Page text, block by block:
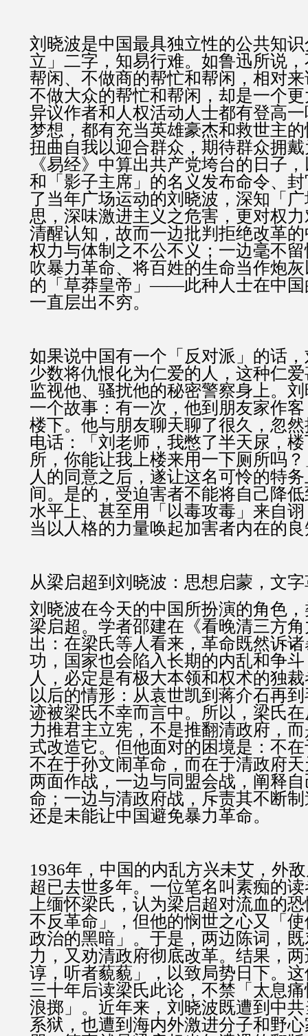
刘晓波是中国最具独立性的公共知
立」二字，知易行难。如鲁迅所说
帮闲、不做商的帮忙和帮闲，相对
不做大众的帮忙和帮闲，却是一个
异议作者和人权活动人士都有登高
梦想，都有充当英雄豪杰和救世主
扭曲自我以迎合群众，期待群众拥
《易经》中算出共产党垮台的日子
和「影子主席」的名义发布命令、
了当年广场运动的刘晓波，深知「
思，深味激进主义之危害，更对权
清醒认知，故而一边批判拒绝改革
权力与体制之不公不义；一边毫不
吹暴力革命、将百姓的生命当作炮
的「草莽皇帝」——此种人士在中国
一直层出不穷。
如果说中国有一个「反对派」的话
少数将仇恨化为仁爱的人，这种仁
监视他、骚扰他的秘密警察身上。
一个故事：有一次，他到朋友家作
楼下。他与朋友聊天聊了很久，忽
电话：「刘老师，我憋了半天尿，
所，你能让我上楼来用一下厕所吗
人的同意之后，遂让这名可怜的特
间。是的，受迫害者不能将自己降
水平上、甚至用「以毒攻毒」来自
当以人格的力量唤起加害者内在的
从梁启超到刘晓波：思想启蒙，文
刘晓波在今天的中国所扮演的角色
梁启超。学者邵建在《看晚清三方
出：在梁氏等人看来，革命既然诉
功，国家也会陷入长期的内乱和争
人，必定是有极大本领和权术的独
以后的情形：从袁世凯到蒋介石再
迹被梁氏不幸而言中。所以，梁氏
力推君主立宪，不是推翻清政府，
式改造它。但他面对的困境是：不
不在于孙文闹革命，而在于清政府
两面作战，一边与同盟会战，阐释
命；一边与清政府战，斥责其不断
还是未能让中国避免暴力革命。
1936年，中国的内乱方兴未艾，外
超已去世多年。一位笔名叫素痴的
上缅怀梁氏，认为梁启超对流血的
不反革命」，但他的悯世之心又「
政治的黑暗」。于是，两边陈词，
力，又劝清政府彻底改革。结果，
谆，听者藐藐」，以致局势日下。
三十年后读梁氏此论，不禁「太息
浪掷」。近年来，刘晓波既遭到中
系狱，也遭到海内外激进分子和野